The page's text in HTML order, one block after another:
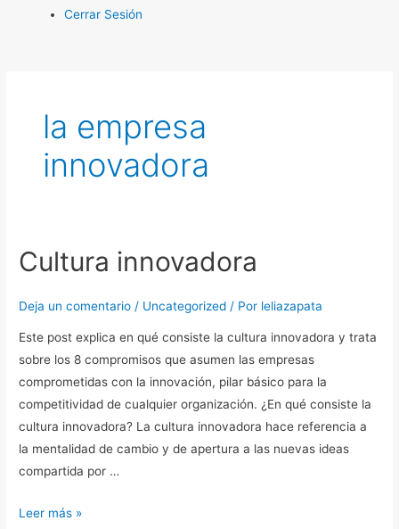
Cerrar Sesión
la empresa
innovadora
Cultura innovadora
Deja un comentario / Uncategorized / Por leliazapata
Este post explica en qué consiste la cultura innovadora y trata
sobre los 8 compromisos que asumen las empresas
comprometidas con la innovación, pilar básico para la
competitividad de cualquier organización. ¿En qué consiste la
cultura innovadora? La cultura innovadora hace referencia a
la mentalidad de cambio y de apertura a las nuevas ideas
compartida por …
Cultura
innovadora
Leer más »